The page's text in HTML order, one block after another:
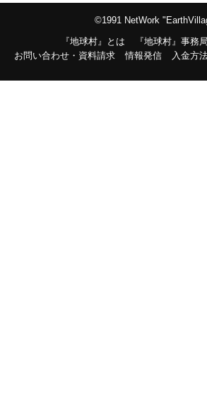
©1991 NetWork
『地球村』とは
『地球村』事務
お問い合わせ・資料請求
情報発信 入金方